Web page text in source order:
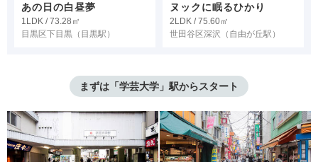
あの日の白昼夢
1LDK / 73.28㎡
目黒区下目黒 （目黒駅）
ヌックに眠るひかり
2LDK / 75.60㎡
世田谷区深沢 （自由が丘駅）
まずは「学芸大学」駅からスタート